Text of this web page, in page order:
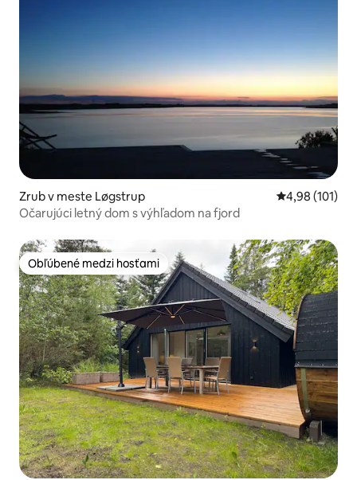
Zrub v meste Løgstrup Priemerné
4,98 (101)
Očarujúci letný dom s výhľadom na fjord
Obľúbené medzi hosťami
Obľúbené medzi hosťami